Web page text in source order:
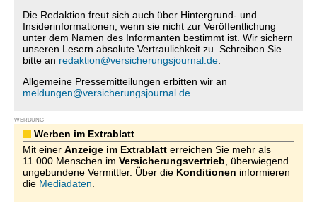
Die Redaktion freut sich auch über Hintergrund- und
Insiderinformationen, wenn sie nicht zur Veröffentlichung
unter dem Namen des Informanten bestimmt ist. Wir sichern
unseren Lesern absolute Vertraulichkeit zu. Schreiben Sie
bitte an redaktion@versicherungsjournal.de
Allgemeine Pressemitteilungen erbitten wir an
meldungen@versicherungsjournal.de
WERBUNG
Werben im Extrablatt
Mit einer Anzeige im Extrablatt erreichen Sie mehr als
11.000 Menschen im Versicherungsvertrieb , überwiegend
ungebundene Vermittler. Über die Konditionen informieren
die Mediadaten